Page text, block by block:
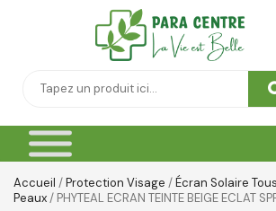
Accueil /Protection Visage /Écran Solaire
Peaux/ PHYTEAL ECRAN TEINTE BEIGE ECLAT